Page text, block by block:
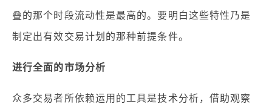
叠的那个时段流动性是最高的。要明白这些特性乃是
制定出有效交易计划的那种前提条件。
进行全面的市场分析
众多交易者所依赖运用的工具是技术分析，借助观察